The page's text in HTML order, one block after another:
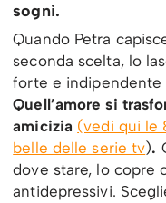
sogni.
Quando Petra
seconda scelta, lo
forte e indipendente
Quell’amore si
amicizia (vedi qui le
belle delle serie tv).
dove stare, lo copre
antidepressivi.